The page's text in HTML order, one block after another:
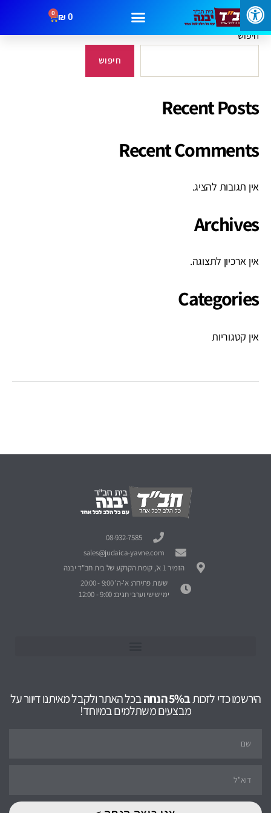
0
₪
0
חיפוש
חיפוש
Recent Posts
Recent Comments
אין תגובות להציג.
Archives
אין ארכיון לתצוגה.
Categories
אין קטגוריות
08-932-7585
sales@judaica-yavne.com
הזמיר 1 א', קומת הקרקע של בית חב"ד יבנה
שעות פתיחה: א'-ה' 9:00 - 20:00
ימי שישי וערבי חגים: 9:00 - 12:00
הירשמו כדי לזכותב5% הנחה בכל האתר ולקבל מאיתנו דיוור על
מבצעים משתלמים במיוחד!